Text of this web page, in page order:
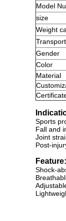
Model
size
Weight
Gender
Color
Material
Sports
Fall and
Joint
Post-
Feature:
Shock-